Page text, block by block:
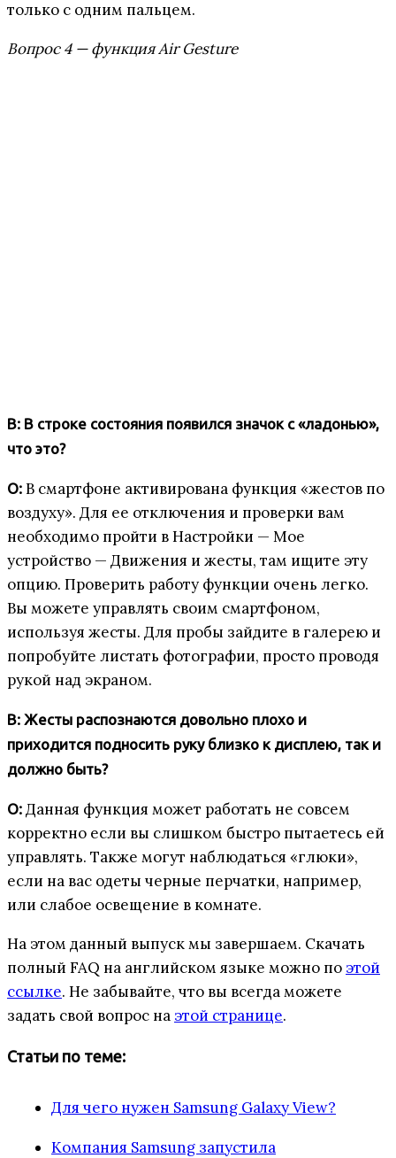
только с одним пальцем.
Вопрос 4 — функция Air Gesture
В: В строке состояния появился значок с «ладонью»,
что это?
О: В смартфоне активирована функция «жестов по
воздуху». Для ее отключения и проверки вам
необходимо пройти в Настройки — Мое
устройство — Движения и жесты, там ищите эту
опцию. Проверить работу функции очень легко.
Вы можете управлять своим смартфоном,
используя жесты. Для пробы зайдите в галерею и
попробуйте листать фотографии, просто проводя
рукой над экраном.
В: Жесты распознаются довольно плохо и
приходится подносить руку близко к дисплею, так и
должно быть?
О: Данная функция может работать не совсем
корректно если вы слишком быстро пытаетесь ей
управлять. Также могут наблюдаться «глюки»,
если на вас одеты черные перчатки, например,
или слабое освещение в комнате.
На этом данный выпуск мы завершаем. Скачать
полный FAQ на английском языке можно по этой
ссылке. Не забывайте, что вы всегда можете
задать свой вопрос на этой странице.
Статьи по теме:
Для чего нужен Samsung Galaxy View?
Компания Samsung запустила